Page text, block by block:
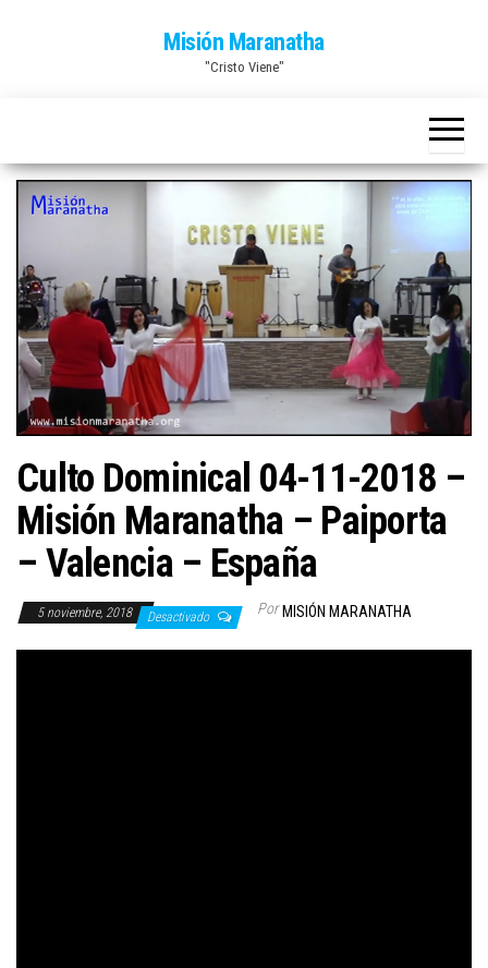
Misión Maranatha
"Cristo Viene"
Culto Dominical 04-11-2018 –
Misión Maranatha – Paiporta
– Valencia – España
5 noviembre, 2018 Desactivado Por MISIÓN MARANATHA